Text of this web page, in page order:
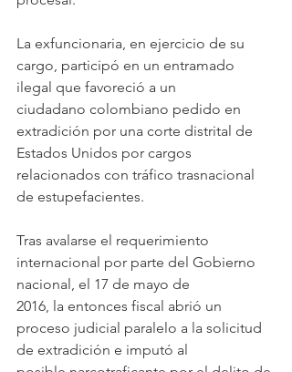
La exfuncionaria, en ejercicio de su
cargo, participó en un entramado
ilegal que favoreció a un
ciudadano colombiano pedido en
extradición por una corte distrital de
Estados Unidos por cargos
relacionados con tráfico trasnacional
de estupefacientes.
Tras avalarse el requerimiento
internacional por parte del Gobierno
nacional, el 17 de mayo de
2016, la entonces fiscal abrió un
proceso judicial paralelo a la solicitud
de extradición e imputó al